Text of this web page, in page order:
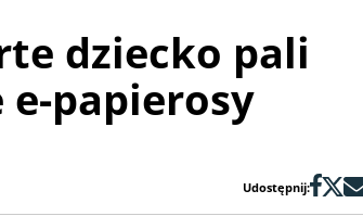
dziecko pali
papierosy
Udostępnij: